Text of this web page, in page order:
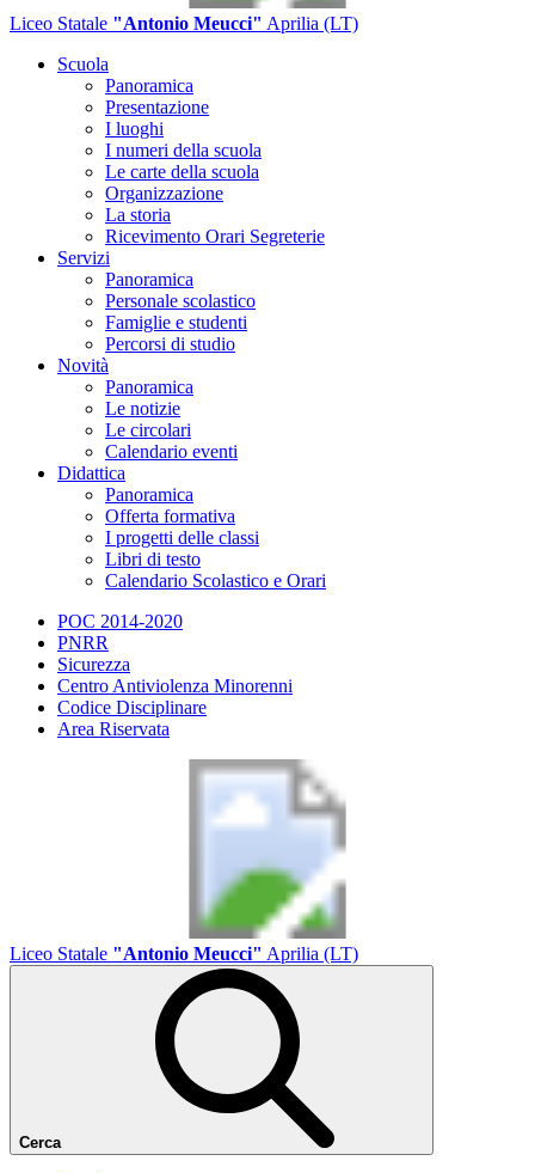
Liceo Statale "Antonio Meucci" Aprilia (LT)
Scuola
Panoramica
Presentazione
I luoghi
I numeri della scuola
Le carte della scuola
Organizzazione
La storia
Ricevimento Orari Segreterie
Servizi
Panoramica
Personale scolastico
Famiglie e studenti
Percorsi di studio
Novità
Panoramica
Le notizie
Le circolari
Calendario eventi
Didattica
Panoramica
Offerta formativa
I progetti delle classi
Libri di testo
Calendario Scolastico e Orari
POC 2014-2020
PNRR
Sicurezza
Centro Antiviolenza Minorenni
Codice Disciplinare
Area Riservata
Liceo Statale "Antonio Meucci" Aprilia (LT)
Cerca